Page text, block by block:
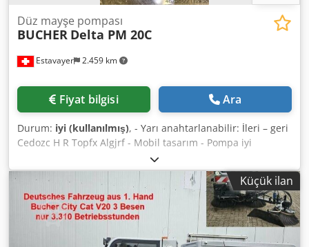
Estavayer 2.459 km
Düz mayşe pompası
BUCHER Delta PM 20C
Fiyat bilgisi Ara
Durum: iyi (kullanılmış), - Yarı anahtarlanabilir: İleri – geri
Cedozc H R Topfx Algjrf - Mobil tasarım - Pompa iyi
Küçük ilan